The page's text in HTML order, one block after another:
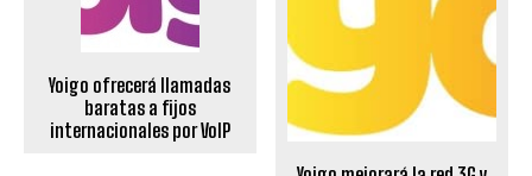
Yoigo ofrecerá llamadas
baratas a fijos
internacionales por VoIP